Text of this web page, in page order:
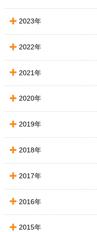
2023年
2022年
2021年
2020年
2019年
2018年
2017年
2016年
2015年